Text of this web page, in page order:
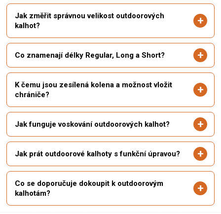
Jak změřit správnou velikost outdoorových
kalhot?
Co znamenají délky Regular, Long a Short?
K čemu jsou zesílená kolena a možnost vložit
chrániče?
Jak funguje voskování outdoorových kalhot?
Jak prát outdoorové kalhoty s funkční úpravou?
Co se doporučuje dokoupit k outdoorovým
kalhotám?